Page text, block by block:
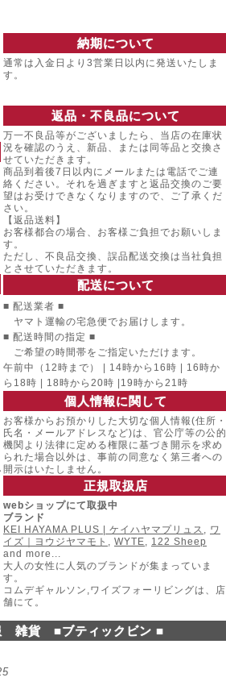
納期について
通常は入金日より3営業日以内に発送いたしま
す。
返品・不良品について
万一不良品等がございましたら、当店の在庫状
況を確認のうえ、新品、または同等品と交換さ
せていただきます。
商品到着後7日以内にメールまたは電話でご連
絡ください。それを過ぎますと返品交換のご要
望はお受けできなくなりますので、ご了承くだ
さい。
【返品送料】
お客様都合の場合、お客様ご負担でお願いしま
す。
ただし、不良品交換、誤品配送交換は当社負担
とさせていただきます。
配送について
■ 配送業者 ■
ヤマト運輸の宅急便でお届けします。
■ 配送時間の指定 ■
ご希望の時間帯をご指定いただけます。
午前中（12時まで） | 14時から16時 | 16時か
ら18時 | 18時から20時 |19時から21時
個人情報に関して
お客様からお預かりした大切な個人情報(住所・
氏名・メールアドレスなど)は、官公庁等の公的
機関より法律に定める権限に基づき開示を求め
られた場合以外は、事前の同意なく第三者への
開示はいたしません。
正規取扱店
webショップにて取扱中
ブランド
KEI HAYAMA PLUS | ケイハヤマプリュス , ワ
イズ｜ヨウジヤマモト , WYTE, 122 Sheep
and more...
大人の女性に人気のブランドが集まっていま
す。
コムデギャルソン,ワイズフォーリビングは、店
舗にて。
雑貨 ■ブティックビン ■